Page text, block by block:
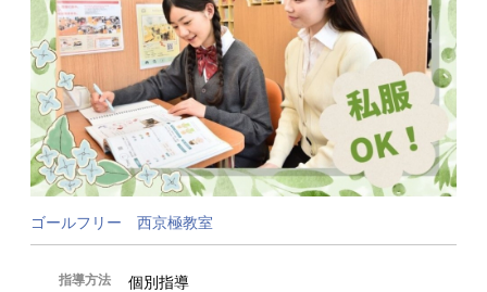
ゴールフリー 西京極教室
指導方法 個別指導